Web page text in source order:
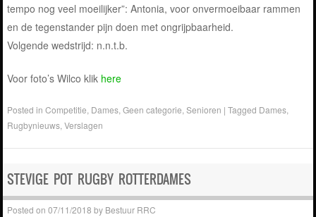
tempo nog veel moeilijker”: Antonia, voor onvermoeibaar rammen
en de tegenstander pijn doen met ongrijpbaarheid.
Volgende wedstrijd: n.n.t.b.
Voor foto’s Wilco klik here
Posted inCompetitie Dames ,Geen categorie ,Senioren |Tagged Dames
Rugbynieuws ,Verslagen
STEVIGE POT RUGBY ROTTERDAMES
Posted on07/11/2018 by Bestuur RRC